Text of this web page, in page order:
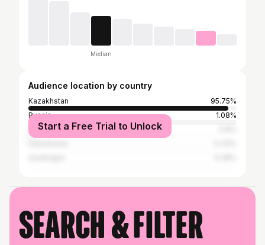
Median
Audience location by country
Kazakhstan
95.75%
Russia
1.08%
Turkey
Start a Free Trial to Unlock
Search & filter